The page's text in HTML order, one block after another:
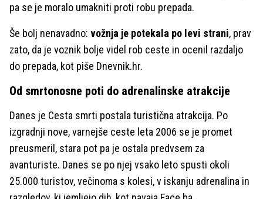
pa se je moralo umakniti proti robu prepada.
Še bolj nenavadno: vožnja je potekala po levi strani, prav
zato, da je voznik bolje videl rob ceste in ocenil razdaljo
do prepada, kot piše Dnevnik.hr.
Od smrtonosne poti do adrenalinske atrakcije
Danes je Cesta smrti postala turistična atrakcija. Po
izgradnji nove, varnejše ceste leta 2006 se je promet
preusmeril, stara pot pa je ostala predvsem za
avanturiste. Danes se po njej vsako leto spusti okoli
25.000 turistov, večinoma s kolesi, v iskanju adrenalina in